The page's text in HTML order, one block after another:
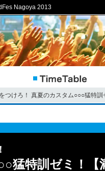
Nagoya 2013
つけろ！ 真夏のカスタム○○○猛特訓
猛特訓ゼミ！【